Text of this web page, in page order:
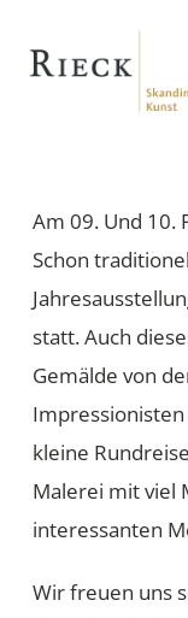
Am 09. Und 10.
Schon
statt. Auch
Gemälde von
Impressionisten
kleine
Malerei mit viel
interessanten
Wir freuen uns